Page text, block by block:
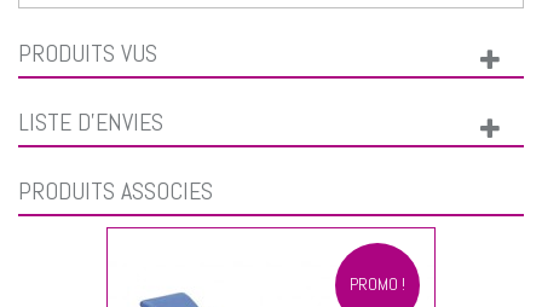
PRODUITS VUS
LISTE D'ENVIES
PRODUITS ASSOCIÉS
PROMO !